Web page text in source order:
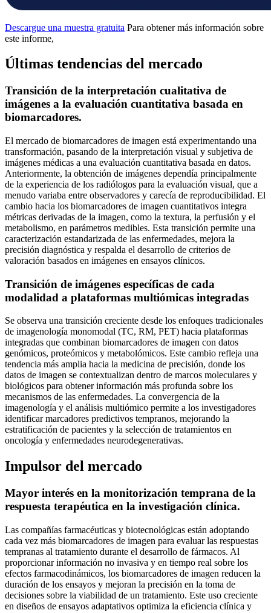
Descargue una muestra gratuita Para obtener más información sobre
este informe,
Últimas tendencias del mercado
Transición de la interpretación cualitativa de
imágenes a la evaluación cuantitativa basada en
biomarcadores.
El mercado de biomarcadores de imagen está experimentando una
transformación, pasando de la interpretación visual y subjetiva de
imágenes médicas a una evaluación cuantitativa basada en datos.
Anteriormente, la obtención de imágenes dependía principalmente
de la experiencia de los radiólogos para la evaluación visual, que a
menudo variaba entre observadores y carecía de reproducibilidad. El
cambio hacia los biomarcadores de imagen cuantitativos integra
métricas derivadas de la imagen, como la textura, la perfusión y el
metabolismo, en parámetros medibles. Esta transición permite una
caracterización estandarizada de las enfermedades, mejora la
precisión diagnóstica y respalda el desarrollo de criterios de
valoración basados ​​en imágenes en ensayos clínicos.
Transición de imágenes específicas de cada
modalidad a plataformas multiómicas integradas
Se observa una transición creciente desde los enfoques tradicionales
de imagenología monomodal (TC, RM, PET) hacia plataformas
integradas que combinan biomarcadores de imagen con datos
genómicos, proteómicos y metabolómicos. Este cambio refleja una
tendencia más amplia hacia la medicina de precisión, donde los
datos de imagen se contextualizan dentro de marcos moleculares y
biológicos para obtener información más profunda sobre los
mecanismos de las enfermedades. La convergencia de la
imagenología y el análisis multiómico permite a los investigadores
identificar marcadores predictivos tempranos, mejorando la
estratificación de pacientes y la selección de tratamientos en
oncología y enfermedades neurodegenerativas.
Impulsor del mercado
Mayor interés en la monitorización temprana de la
respuesta terapéutica en la investigación clínica.
Las compañías farmacéuticas y biotecnológicas están adoptando
cada vez más biomarcadores de imagen para evaluar las respuestas
tempranas al tratamiento durante el desarrollo de fármacos. Al
proporcionar información no invasiva y en tiempo real sobre los
efectos farmacodinámicos, los biomarcadores de imagen reducen la
duración de los ensayos y mejoran la precisión en la toma de
decisiones sobre la viabilidad de un tratamiento. Este uso creciente
en diseños de ensayos adaptativos optimiza la eficiencia clínica y